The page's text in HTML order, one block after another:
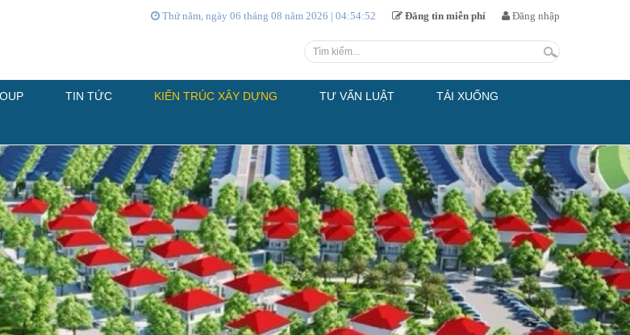
Đăng nhập
Đăng tin miễn phí
Thứ năm, ngày 06 tháng 08 năm 2026 | 04:54:54
TIN TỨC KIẾN TRÚC XÂY DỰNG TƯ VẤN LUẬT TẢI XUỐNG